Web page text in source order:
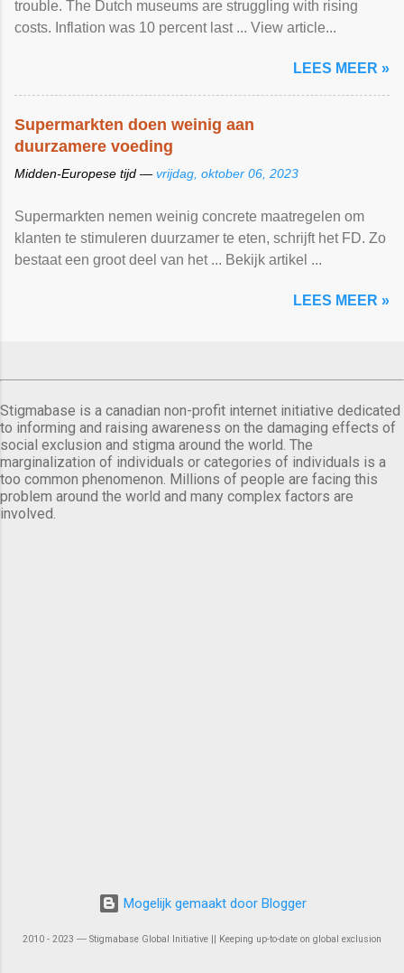
trouble. The Dutch museums are struggling with rising
costs. Inflation was 10 percent last ... View article...
LEES MEER »
Supermarkten doen weinig aan
duurzamere voeding
Midden-Europese tijd — vrijdag, oktober 06, 2023
Supermarkten nemen weinig concrete maatregelen om
klanten te stimuleren duurzamer te eten, schrijft het FD. Zo
bestaat een groot deel van het ... Bekijk artikel ...
LEES MEER »
Stigmabase is a canadian non-profit internet initiative dedicated
to informing and raising awareness on the damaging effects of
social exclusion and stigma around the world. The
marginalization of individuals or categories of individuals is a
too common phenomenon. Millions of people are facing this
problem around the world and many complex factors are
involved.
Mogelijk gemaakt door Blogger
2010 - 2023 ― Stigmabase Global Initiative || Keeping up-to-date on global exclusion